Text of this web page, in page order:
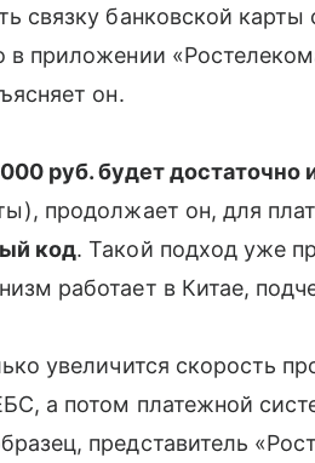
связку банковской
в приложении
он.
руб. будет достаточно
продолжает он, для
код. Такой подход уже
работает в Китае,
увеличится скорость
а потом платежной
представитель